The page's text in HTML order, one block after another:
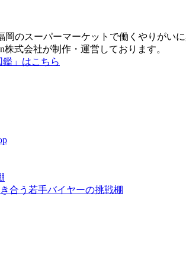
のスーパーマーケットで働くやりがい
式会社が制作・運営しております。
」はこちら
合う若手バイヤーの挑戦棚